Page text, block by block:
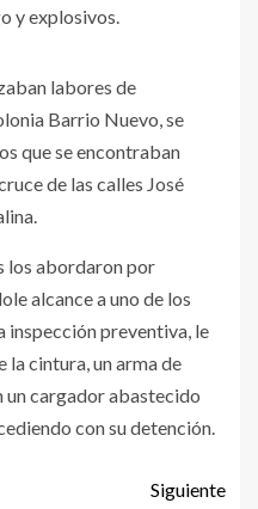
y explosivos.
labores de
Barrio Nuevo, se
que se encontraban
de las calles José
los abordaron por
alcance a uno de los
inspección preventiva, le
la cintura, un arma de
cargador abastecido
con su detención.
Siguiente